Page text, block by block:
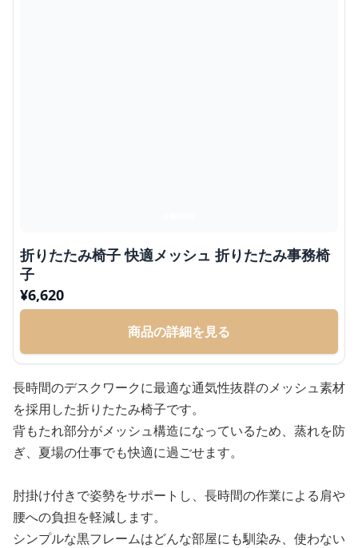
折りたたみ椅子 快適メッシュ 折りたたみ事務椅
子
¥6,620
商品の詳細を見る
長時間のデスクワークに最適な通気性抜群のメッシュ素材
を採用した折りたたみ椅子です。
背もたれ部分がメッシュ構造になっているため、蒸れを防
ぎ、夏場の仕事でも快適に過ごせます。
肘掛け付きで姿勢をサポートし、長時間の作業による肩や
腰への負担を軽減します。
シンプルな黒フレームはどんな部屋にも馴染み、使わない